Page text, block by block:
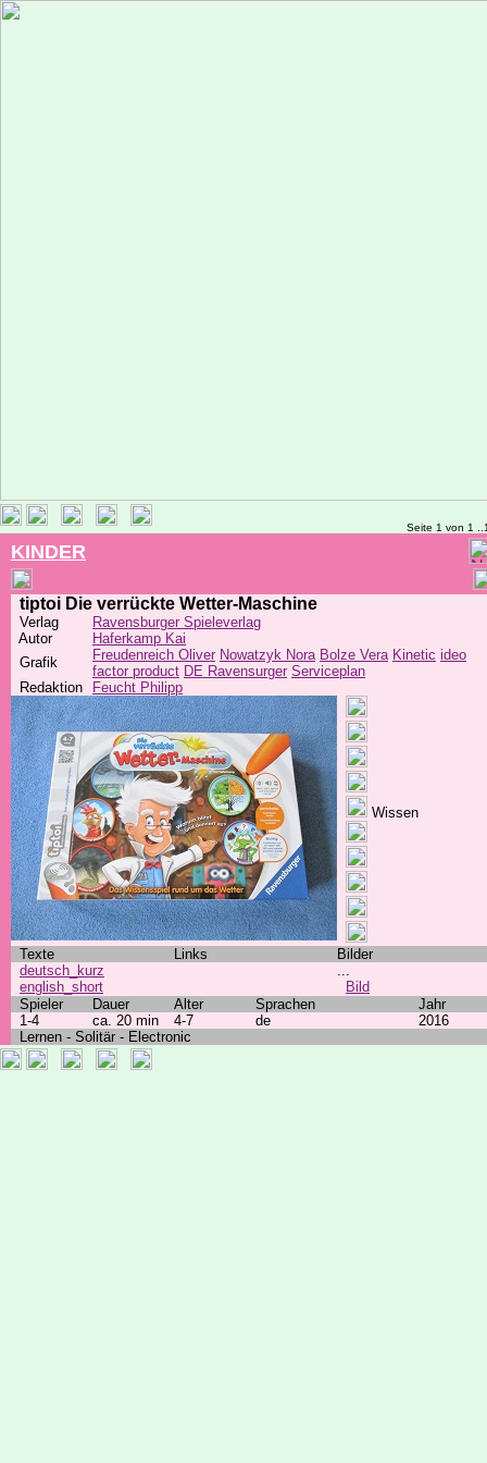
Seite 1 von 1
KINDER
tiptoi Die verrückte Wetter-Maschine
Verlag
Ravensburger Spieleverlag
Autor
Haferkamp Kai
Grafik
Freudenreich Oliver Nowatzyk Nora Bolze Vera Kinetic ideo
factor product DE Ravensurger Serviceplan
Redaktion
Feucht Philipp
Wissen
Texte Links
Bilder
deutsch_kurz
english_short
...
Bild
Spieler
Dauer Alter Sprachen
Jahr
1-4
ca. 20 min 4-7 de
2016
Lernen - Solitär - Electronic